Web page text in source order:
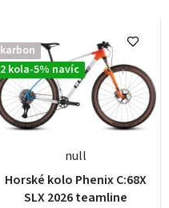
karbon
2 kola-5% navíc
null
Horské kolo Phenix C:68X
SLX 2026 teamline